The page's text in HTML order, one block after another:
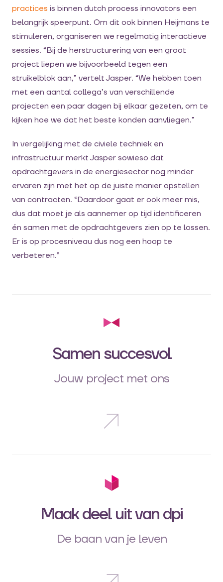
practices is binnen dutch process innovators een
belangrijk speerpunt. Om dit ook binnen Heijmans te
stimuleren, organiseren we regelmatig interactieve
sessies. “Bij de herstructurering van een groot
project liepen we bijvoorbeeld tegen een
struikelblok aan,” vertelt Jasper. “We hebben toen
met een aantal collega’s van verschillende
projecten een paar dagen bij elkaar gezeten, om te
kijken hoe we dat het beste konden aanvliegen.”
In vergelijking met de civiele techniek en
infrastructuur merkt Jasper sowieso dat
opdrachtgevers in de energiesector nog minder
ervaren zijn met het op de juiste manier opstellen
van contracten. “Daardoor gaat er ook meer mis,
dus dat moet je als aannemer op tijd identificeren
én samen met de opdrachtgevers zien op te lossen.
Er is op procesniveau dus nog een hoop te
verbeteren.”
Samen succesvol
Jouw project met ons
Maak deel uit van dpi
De baan van je leven